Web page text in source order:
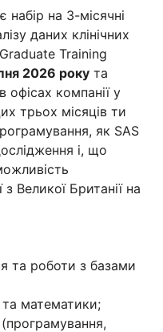
набір на 3-місячні
даних клінічних
Training
2026 року та
компанії у
трьох місяців ти
як SAS
і, що
Великої Британії на
та роботи з базами
та математики;